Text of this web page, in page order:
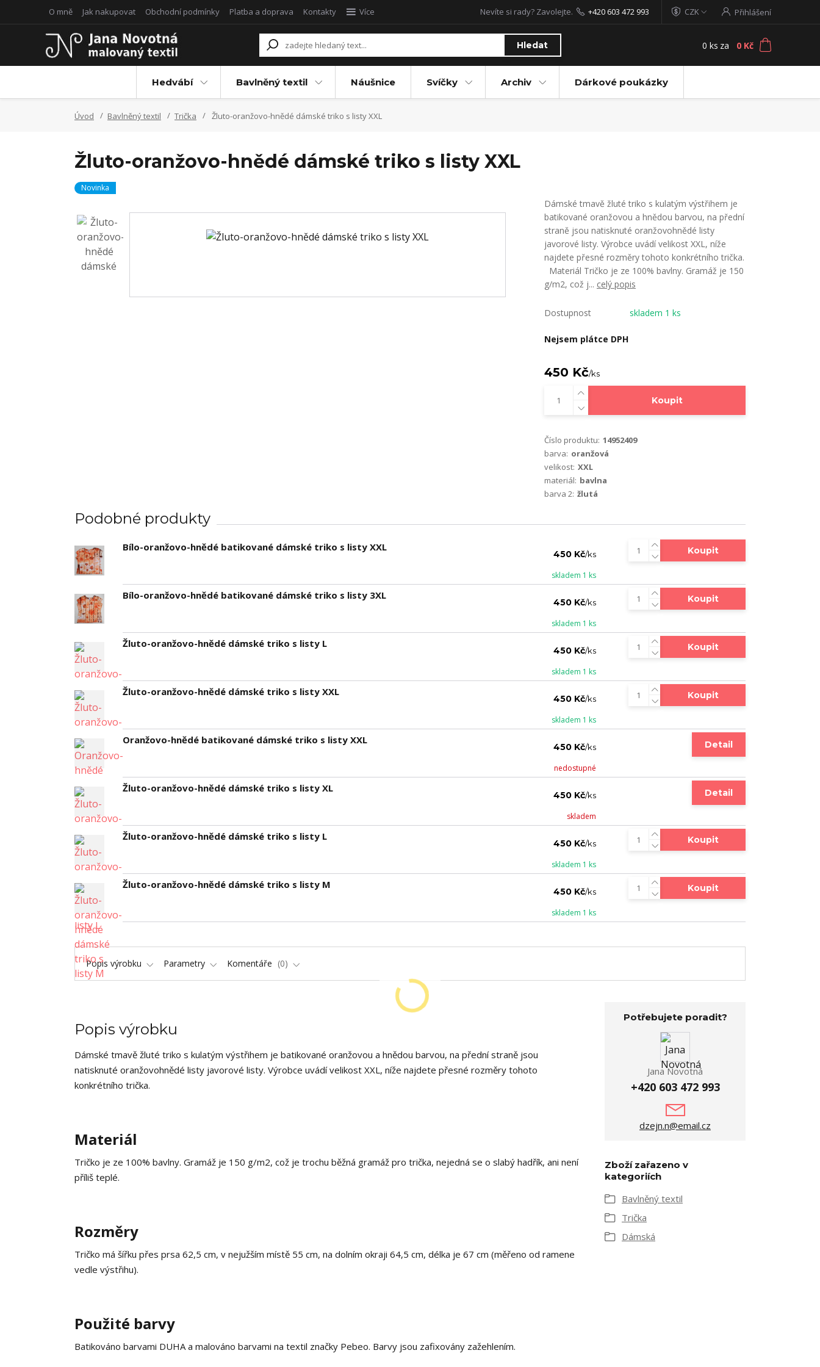
O mně Jak nakupovat Obchodní podmínky Platba a doprava Kontakty Více CZK Přihlášení
Hledat
Nevíte si rady? Zavolejte. +420 603 472 993
0 ks za 0 Kč
Hedvábí Bavlněný textil Náušnice Svíčky Archiv Dárkové poukázky
Úvod Bavlněný textil Trička Žluto-oranžovo-hnědé dámské triko s listy XXL
Žluto-oranžovo-hnědé dámské triko s listy XXL
Novinka
Dámské tmavě žluté triko s kulatým výstřihem je
batikované oranžovou a hnědou barvou, na přední
straně jsou natisknuté oranžovohnědé listy
javorové listy. Výrobce uvádí velikost XXL, níže
najdete přesné rozměry tohoto konkrétního trička.
Materiál Tričko je ze 100% bavlny. Gramáž je 150
g/m2, což j... celý popis
Dostupnost skladem 1 ks
Nejsem plátce DPH
450 Kč/ks
Koupit
Číslo produktu: 14952409
barva: oranžová
velikost: XXL
materiál: bavlna
barva 2: žlutá
Podobné produkty
Bílo-oranžovo-hnědé batikované dámské triko s listy XXL
450 Kč/ks
skladem 1 ks
Koupit
Bílo-oranžovo-hnědé batikované dámské triko s listy 3XL
450 Kč/ks
skladem 1 ks
Koupit
Žluto-oranžovo-hnědé dámské triko s listy L
450 Kč/ks
skladem 1 ks
Koupit
Žluto-oranžovo-hnědé dámské triko s listy XXL
450 Kč/ks
skladem 1 ks
Koupit
Oranžovo-hnědé batikované dámské triko s listy XXL
450 Kč/ks
nedostupné
Detail
Žluto-oranžovo-hnědé dámské triko s listy XL
450 Kč/ks
skladem
Detail
Žluto-oranžovo-hnědé dámské triko s listy L
450 Kč/ks
skladem 1 ks
Koupit
Žluto-oranžovo-hnědé dámské triko s listy M
450 Kč/ks
skladem 1 ks
Koupit
Popis výrobku Parametry Komentáře 0
Popis výrobku
Dámské tmavě žluté triko s kulatým výstřihem je batikované oranžovou a hnědou barvou, na přední straně jsou
natisknuté oranžovohnědé listy javorové listy. Výrobce uvádí velikost XXL, níže najdete přesné rozměry tohoto
konkrétního trička.
Materiál
Tričko je ze 100% bavlny. Gramáž je 150 g/m2, což je trochu běžná gramáž pro trička, nejedná se o slabý hadřík, ani není
příliš teplé.
Rozměry
Tričko má šířku přes prsa 62,5 cm, v nejužším místě 55 cm, na dolním okraji 64,5 cm, délka je 67 cm (měřeno od ramene
vedle výstřihu).
Použité barvy
Batikováno barvami DUHA a malováno barvami na textil značky Pebeo. Barvy jsou zafixovány zažehlením.
Potřebujete poradit?
Jana Novotná
+420 603 472 993
dzejn.n@email.cz
Zboží zařazeno v
kategoriích
Bavlněný textil
Trička
Dámská